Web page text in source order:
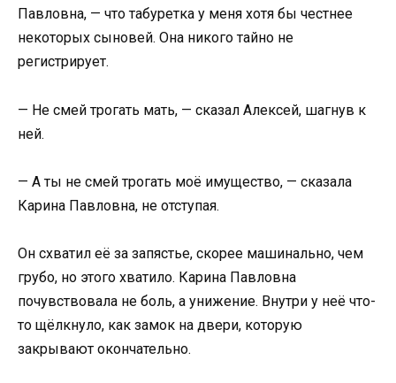
Павловна, — что табуретка у меня хотя бы честнее
некоторых сыновей. Она никого тайно не
регистрирует.
— Не смей трогать мать, — сказал Алексей, шагнув к
ней.
— А ты не смей трогать моё имущество, — сказала
Карина Павловна, не отступая.
Он схватил её за запястье, скорее машинально, чем
грубо, но этого хватило. Карина Павловна
почувствовала не боль, а унижение. Внутри у неё что-
то щёлкнуло, как замок на двери, которую
закрывают окончательно.